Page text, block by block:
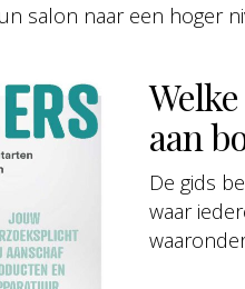
salon naar een hoger
aan
De gids
waar